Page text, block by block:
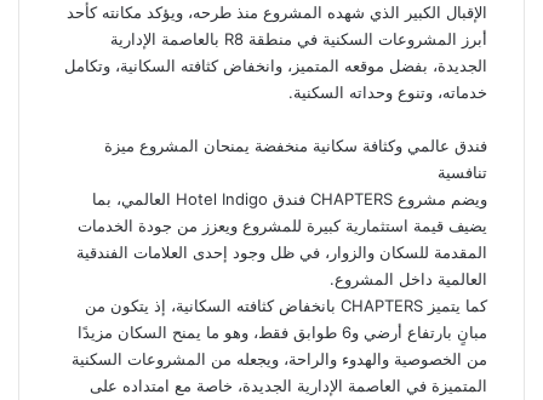
الإقبال الكبير الذي شهده المشروع منذ طرحه، ويؤكد مكانته كأحد
أبرز المشروعات السكنية في منطقة R8 بالعاصمة الإدارية
الجديدة، بفضل موقعه المتميز، وانخفاض كثافته السكانية، وتكامل
خدماته، وتنوع وحداته السكنية.
فندق عالمي وكثافة سكانية منخفضة يمنحان المشروع ميزة
تنافسية
ويضم مشروع CHAPTERS فندق Hotel Indigo العالمي، بما
يضيف قيمة استثمارية كبيرة للمشروع ويعزز من جودة الخدمات
المقدمة للسكان والزوار، في ظل وجود إحدى العلامات الفندقية
العالمية داخل المشروع.
كما يتميز CHAPTERS بانخفاض كثافته السكانية، إذ يتكون من
مبانٍ بارتفاع أرضي و6 طوابق فقط، وهو ما يمنح السكان مزيدًا
من الخصوصية والهدوء والراحة، ويجعله من المشروعات السكنية
المتميزة في العاصمة الإدارية الجديدة، خاصة مع امتداده على